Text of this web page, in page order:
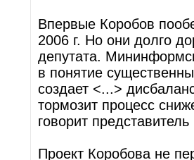
Впервые Коробов
2006 г. Но они долго
депутата.
в понятие
создает <...>
тормозит процесс
говорит
Проект Коробова не